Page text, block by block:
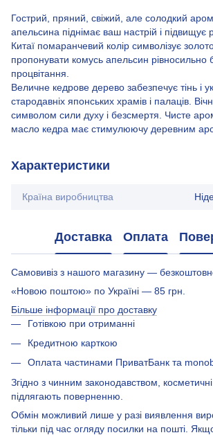
Гострий, пряний, свіжий, але солодкий
апельсина піднімає ваш настрій і підвищує
Китаї помаранчевий колір символізує
пропонувати комусь апельсин
процвітання.
Величне кедрове дерево забезпечує тінь і
стародавніх японських храмів і палаців.
символом сили духу і безсмертя. Чисте
масло кедра має стимулюючу деревним
Характеристики
Країна виробництва
Доставка Оплата
Самовивіз з нашого магазину —
«Новою поштою» по Україні — 85 грн.
Більше інформації про доставку
Готівкою при отриманні
Кредитною карткою
Оплата частинами ПриватБанк та
Згідно з чинним законодавством,
підлягають поверненню.
Обмін можливий лише у разі виявлення
тільки під час огляду посилки на пошті.